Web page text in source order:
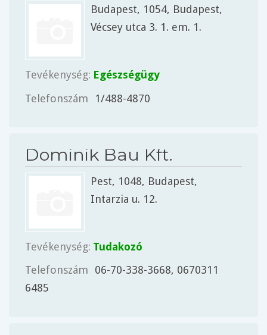
Budapest, 1054, Budapest,
Vécsey utca 3. 1. em. 1.
Tevékenység: Egészségügy
Telefonszám
1/488-4870
Dominik Bau Kft.
Pest, 1048, Budapest,
Intarzia u. 12.
Tevékenység: Tudakozó
Telefonszám
06-70-338-3668, 0670311
6485